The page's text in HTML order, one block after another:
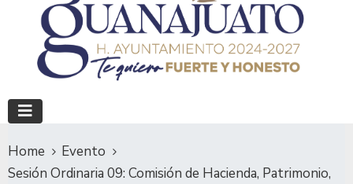
Home
Evento
Sesión Ordinaria 09: Comisión de Hacienda, Patrimonio,